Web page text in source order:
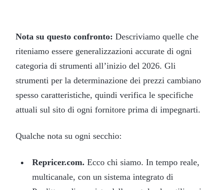
Nota su questo confronto: Descriviamo quelle che
riteniamo essere generalizzazioni accurate di ogni
categoria di strumenti all’inizio del 2026. Gli
strumenti per la determinazione dei prezzi cambiano
spesso caratteristiche, quindi verifica le specifiche
attuali sul sito di ogni fornitore prima di impegnarti.
Qualche nota su ogni secchio:
Repricer.com. Ecco chi siamo. In tempo reale,
multicanale, con un sistema integrato di